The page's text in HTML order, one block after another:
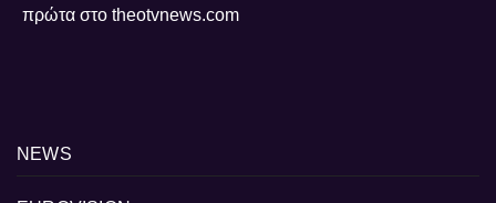
πρώτα στο theotvnews.com
NEWS